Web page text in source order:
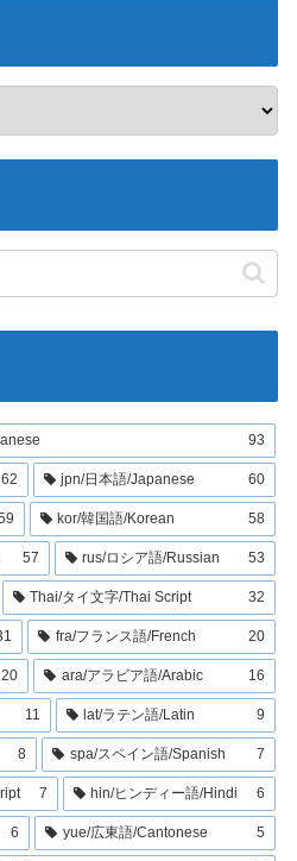
93
62 jpn/日本語/Japanese 60
kor/韓国語/Korean 58
57 rus/ロシア語/Russian 53
Thai/タイ文字/Thai Script 32
fra/フランス語/French 20
20 ara/アラビア語/Arabic 16
11 lat/ラテン語/Latin 9
8 spa/スペイン語/Spanish 7
7 hin/ヒンディー語/Hindi 6
6 yue/広東語/Cantonese 5